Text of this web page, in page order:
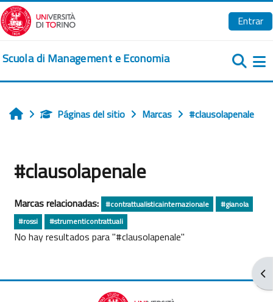
Salta al contenido principal
Entrar
Scuola di Management e Economia
InicioPáginas del sitio Marcas #clausolapenale
#clausolapenale
Marcas relacionadas: #contrattualisticainternazionale
#gianola
#rossi
#strumenticontrattuali
No hay resultados para "#clausolapenale"